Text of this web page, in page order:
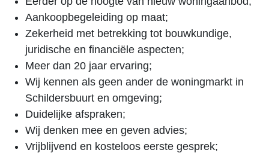
Aankoopbegeleiding op maat;
Zekerheid met betrekking tot bouwkundige,
juridische en financiële aspecten;
Meer dan 20 jaar ervaring;
Wij kennen als geen ander de woningmarkt in
Schildersbuurt en omgeving;
Duidelijke afspraken;
Wij denken mee en geven advies;
Vrijblijvend en kosteloos eerste gesprek;